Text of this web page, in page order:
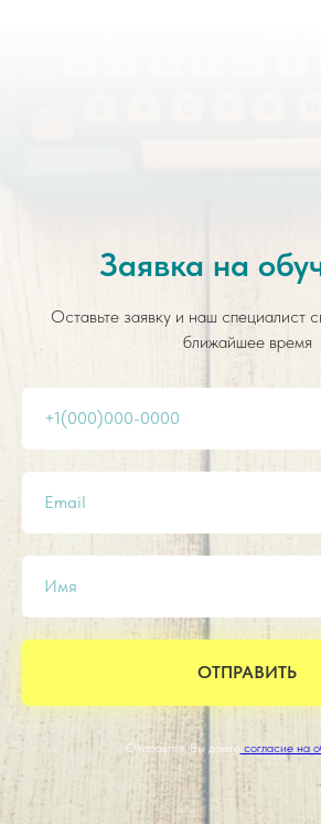
Заявка на
Оставьте заявку и наш специалист
ближайшее время
+1(000)000-0000
Email
Имя
ОТПРАВИТЬ
Отправляя, Вы даетесогласие на